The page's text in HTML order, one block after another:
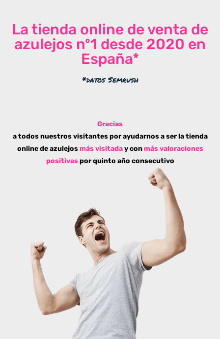
La tienda online de venta de
azulejos nº1 desde 2020 en
España*
*datos Semrush
Gracias
a todos nuestros visitantes por ayudarnos a ser la tienda
online de azulejos más visitaday conmás valoraciones
positivaspor quinto año consecutivo